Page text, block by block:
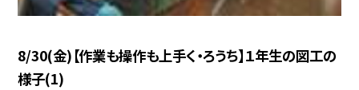
8/30(金)【作業も操作も上手く・ろうち】１年生の図工の
様子(1)